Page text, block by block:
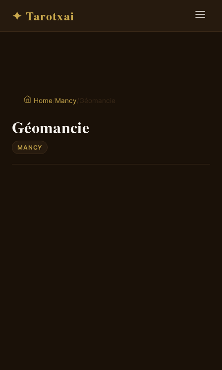
✦ Tarotxai
Home/Mancy/Géomancie
Géomancie
MANCY